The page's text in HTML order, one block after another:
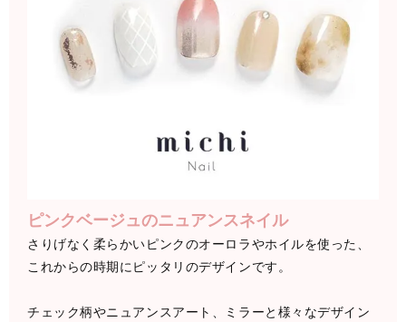
ピンクベージュのニュアンスネイル
さりげなく柔らかいピンクのオーロラやホイルを使った、
これからの時期にピッタリのデザインです。
チェック柄やニュアンスアート、ミラーと様々なデザイン